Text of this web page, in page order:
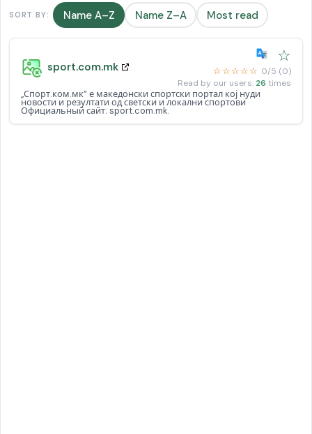
SORT BY: Name A–Z Name Z–A Most read
sport.com.mk
☆
☆☆☆☆☆ 0/5 (0)
Read by our users: 26 times
„Спорт.ком.мк” е македонски спортски портал кој нуди
новости и резултати од светски и локални спортови
Официальный сайт: sport.com.mk.